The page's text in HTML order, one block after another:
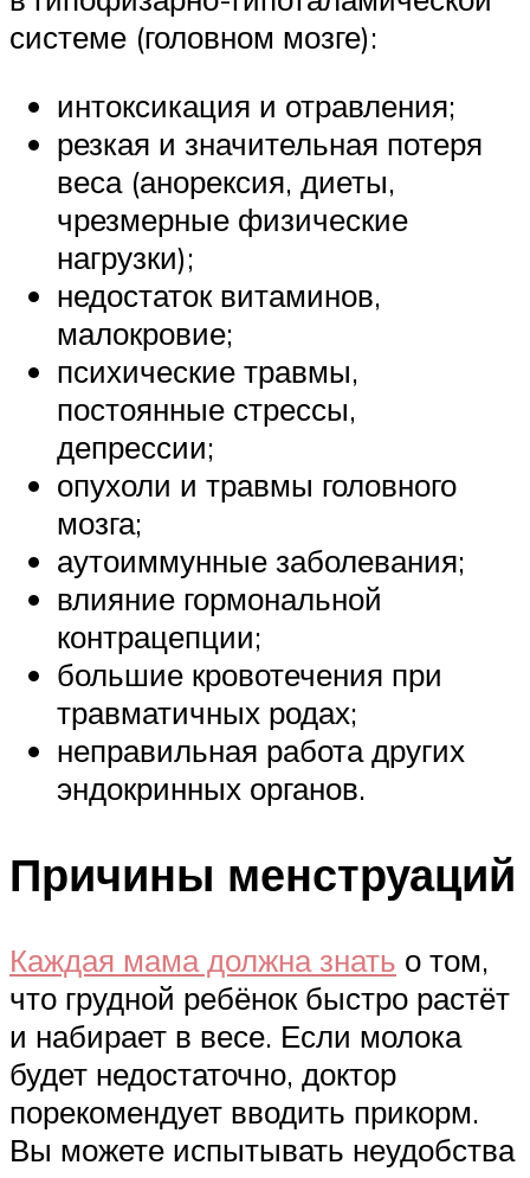
системе (головном мозге):
интоксикация и отравления;
резкая и значительная потеря
веса (анорексия, диеты,
чрезмерные физические
нагрузки);
недостаток витаминов,
малокровие;
психические травмы,
постоянные стрессы,
депрессии;
опухоли и травмы головного
мозга;
аутоиммунные заболевания;
влияние гормональной
контрацепции;
большие кровотечения при
травматичных родах;
неправильная работа других
эндокринных органов.
Причины менструаций
Каждая мама должна знать о том,
что грудной ребёнок быстро растёт
и набирает в весе. Если молока
будет недостаточно, доктор
порекомендует вводить прикорм.
Вы можете испытывать неудобства